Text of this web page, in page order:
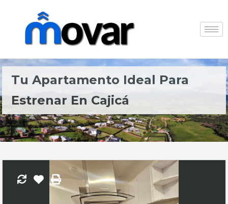
Tu Apartamento Ideal Para
Estrenar En Cajicá